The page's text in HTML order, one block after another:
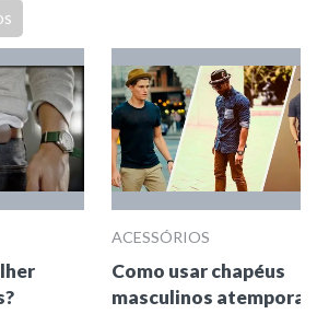
ACESSÓRIOS
Como usar chapéus
masculinos